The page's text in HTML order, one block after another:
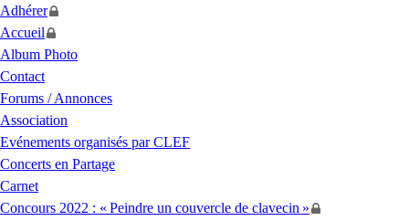
Adhérer
Accueil
Album Photo
Contact
Forums / Annonces
Association
Evénements organisés parCLEF
Concerts en Partage
Carnet
Concours 2022 : « Peindre un couvercle de clavecin »